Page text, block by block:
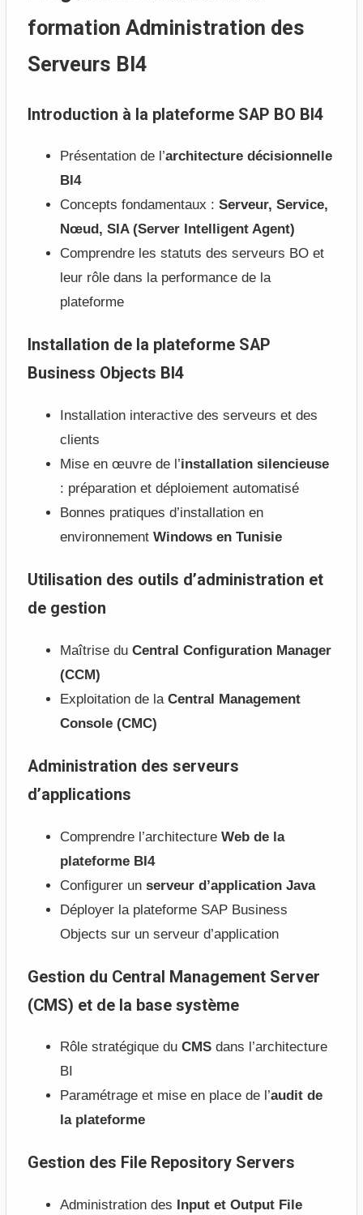
formation Administration des
Serveurs BI4
Introduction à la plateforme SAP BO BI4
Présentation de l’architecture décisionnelle
BI4
Concepts fondamentaux : Serveur, Service,
Nœud, SIA (Server Intelligent Agent)
Comprendre les statuts des serveurs BO et
leur rôle dans la performance de la
plateforme
Installation de la plateforme SAP
Business Objects BI4
Installation interactive des serveurs et des
clients
Mise en œuvre de l’installation silencieuse
: préparation et déploiement automatisé
Bonnes pratiques d’installation en
environnement Windows en Tunisie
Utilisation des outils d’administration et
de gestion
Maîtrise du Central Configuration Manager
(CCM)
Exploitation de la Central Management
Console (CMC)
Administration des serveurs
d’applications
Comprendre l’architecture Web de la
plateforme BI4
Configurer un serveur d’application Java
Déployer la plateforme SAP Business
Objects sur un serveur d’application
Gestion du Central Management Server
(CMS) et de la base système
Rôle stratégique du CMSdans l’architecture
BI
Paramétrage et mise en place de l’audit de
la plateforme
Gestion des File Repository Servers
Administration des Input et Output File